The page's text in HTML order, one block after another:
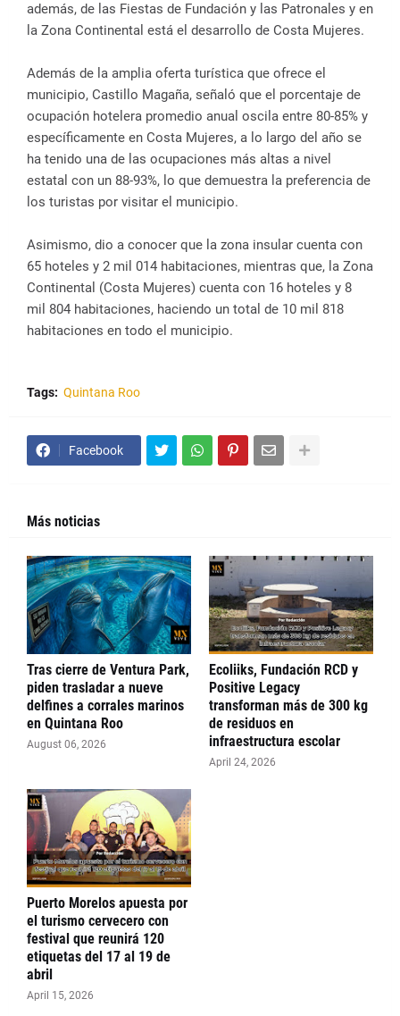
además, de las Fiestas de Fundación y las Patronales y en
la Zona Continental está el desarrollo de Costa Mujeres.
Además de la amplia oferta turística que ofrece el
municipio, Castillo Magaña, señaló que el porcentaje de
ocupación hotelera promedio anual oscila entre 80-85% y
específicamente en Costa Mujeres, a lo largo del año se
ha tenido una de las ocupaciones más altas a nivel
estatal con un 88-93%, lo que demuestra la preferencia de
los turistas por visitar el municipio.
Asimismo, dio a conocer que la zona insular cuenta con
65 hoteles y 2 mil 014 habitaciones, mientras que, la Zona
Continental (Costa Mujeres) cuenta con 16 hoteles y 8
mil 804 habitaciones, haciendo un total de 10 mil 818
habitaciones en todo el municipio.
Tags: Quintana Roo
Facebook
Más noticias
Tras cierre de Ventura Park,
piden trasladar a nueve
delfines a corrales marinos
en Quintana Roo
August 06, 2026
Ecoliiks, Fundación RCD y
Positive Legacy
transforman más de 300 kg
de residuos en
infraestructura escolar
April 24, 2026
Puerto Morelos apuesta por
el turismo cervecero con
festival que reunirá 120
etiquetas del 17 al 19 de
abril
April 15, 2026